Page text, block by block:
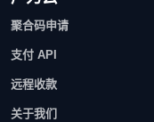
聚合码申请
支付 API
远程收款
关于我们